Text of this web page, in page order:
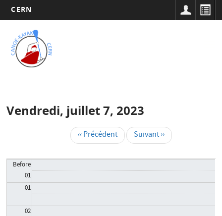
contenu
principal
CERN
Main
navigation
Vendredi, juillet 7, 2023
‹‹Précédent Suivant››
Before
01
01
02